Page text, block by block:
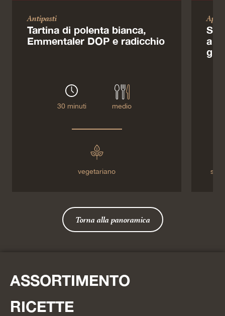
Antipasti
Tartina di polenta bianca,
Emmentaler DOP e radicchio
30 minuti medio
vegetariano
a
Torna alla panoramica
ASSORTIMENTO
RICETTE